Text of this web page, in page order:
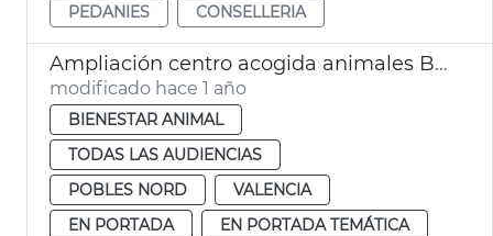
PEDANIES
CONSELLERIA
Ampliación centro acogida animales Benimàmet
modificado hace 1 año
BIENESTAR ANIMAL
TODAS LAS AUDIENCIAS
POBLES NORD
VALENCIA
EN PORTADA
EN PORTADA TEMÁTICA